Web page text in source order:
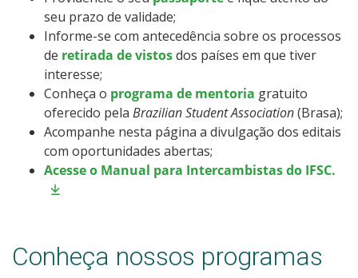
seu prazo de validade;
Informe-se com antecedência sobre os processos
de retirada de vistosdos países em que tiver
interesse;
Conheça o programa de mentoria gratuito
oferecido pela Brazilian Student Association(Brasa);
Acompanhe nesta página a divulgação dos editais
com oportunidades abertas;
Acesse o Manual para Intercambistas do IFSC.
Conheça nossos programas